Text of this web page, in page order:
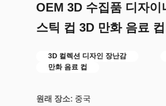
OEM 3D 수집품 디자
스틱 컵 3D 만화 음료 컵
3D 컬렉션 디자인 장난감
만화 음료 컵
원래 장소: 중국